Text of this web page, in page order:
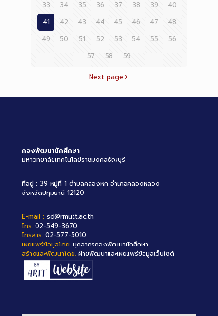
33
34 35 36 37 38 39
40
41
42 43 44 45 46 47
48
49
50 51 52 53 54 55
56
57
58 59
Next page
กองพัฒนานักศึกษา
มหาวิทยาลัยเทคโนโลยีราชมงคลธัญบุรี
ที่อยู่ : 39 หมู่ที่ 1 ตำบลคลองหก อำเภอคลองหลวง
จังหวัดปทุมธานี 12120
E-mail : sd@rmutt.ac.th
โทร. 02-549-3670
โทรสาร. 02-577-5010
เผยแพร่ข้อมูลโดย. บุคลากรกองพัฒนานักศึกษา
สร้างและพัฒนาโดย. ฝ่ายพัฒนาและเผยแพร่ข้อมูลเว็บไซต์